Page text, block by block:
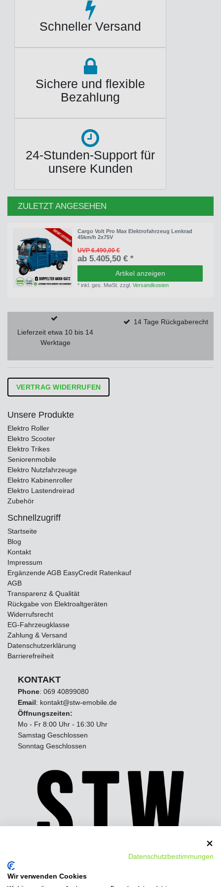
Schneller Versand
Sichere und flexible
Bezahlung
24-Stunden-Support für
unsere Kunden
ZULETZT ANGESEHEN
Cargo Volt Pro Max Elektrofahrzeug Lenkrad
45km/h 2x75V
UVP 6.490,00 €
ab 5.405,50 € *
Artikel anzeigen
*inkl. ges. MwSt. zzgl.Versandkosten
Lieferzeit etwa 10 bis 14
Werktage
14 Tage Rückgaberecht
VERTRAG WIDERRUFEN
Unsere Produkte
Elektro Roller
Elektro Scooter
Elektro Trikes
Seniorenmobile
Elektro Nutzfahrzeuge
Elektro Kabinenroller
Elektro Lastendreirad
Zubehör
Schnellzugriff
Startseite
Blog
Kontakt
Impressum
Ergänzende AGB EasyCredit Ratenkauf
AGB
Transparenz & Qualität
Rückgabe von Elektroaltgeräten
Widerrufsrecht
EG-Fahrzeugklasse
Zahlung & Versand
Datenschutzerklärung
Barrierefreiheit
KONTAKT
Phone: 069 40899080
Email: kontakt@stw-emobile.de
Öffnungszeiten:
Mo - Fr 8:00 Uhr - 16:30 Uhr
Samstag Geschlossen
Sonntag Geschlossen
Datenschutzbestimmungen
Wir verwenden Cookies